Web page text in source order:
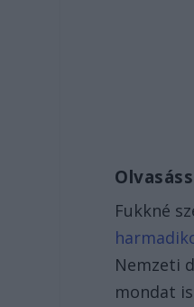
Fukkné
Nemzeti
mondat